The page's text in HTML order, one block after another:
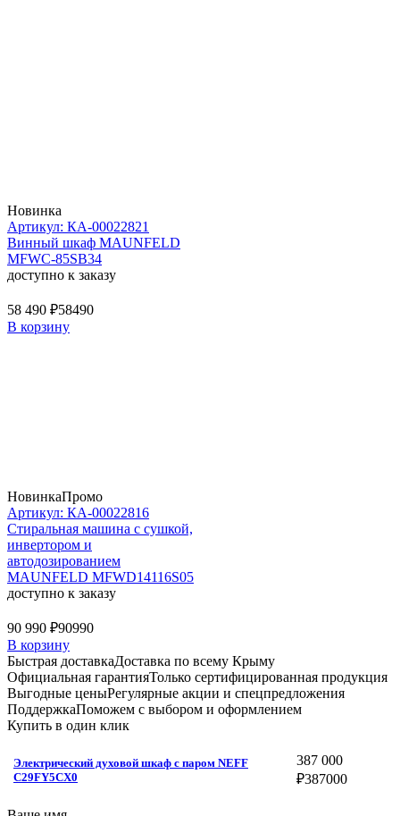
Новинка
Артикул: КА-00022821
Винный шкаф MAUNFELD
MFWC-85SB34
доступно к заказу
58 490 ₽58490
В корзину
НовинкаПромо
Артикул: КА-00022816
Стиральная машина c сушкой,
инвертором и
автодозированием
MAUNFELD MFWD14116S05
доступно к заказу
90 990 ₽90990
В корзину
Быстрая доставкаДоставка по всему Крыму
Официальная гарантияТолько сертифицированная продукция
Выгодные ценыРегулярные акции и спецпредложения
ПоддержкаПоможем с выбором и оформлением
Купить в один клик
Электрический духовой шкаф с паром NEFF
C29FY5CX0
387 000
₽387000